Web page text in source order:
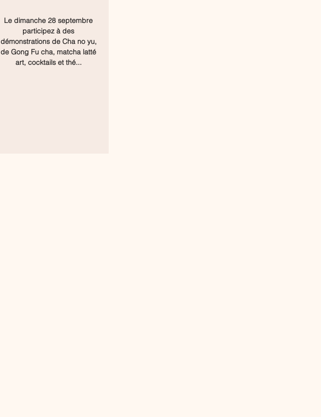
Le dimanche 28 septembre
participez à des
démonstrations de Cha no yu,
de Gong Fu cha, matcha latté
art, cocktails et thé...